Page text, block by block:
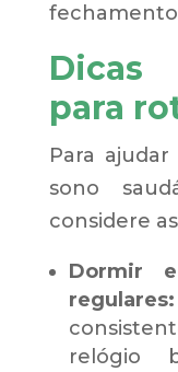
fechamento
para
Para
sono
considere
Dormir
regulares:
relógio